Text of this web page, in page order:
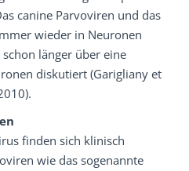
canine Parvoviren und das
wieder in Neuronen
länger über eine
diskutiert (Garigliany et
finden sich klinisch
wie das sogenannte